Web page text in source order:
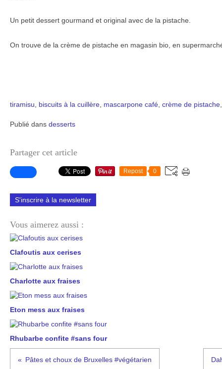
Un petit dessert gourmand et original avec de la pistache.
On trouve de la crème de pistache en magasin bio, en
tiramisu biscuits à la cuillère mascarpone café crème de pistache
Publié dans desserts
Partager cet article
Repost 0
S'inscrire à la newsletter
Vous aimerez aussi :
Clafoutis aux cerises
Charlotte aux fraises
Eton mess aux fraises
Rhubarbe confite #sans four
Pâtes et choux de Bruxelles #végétarien